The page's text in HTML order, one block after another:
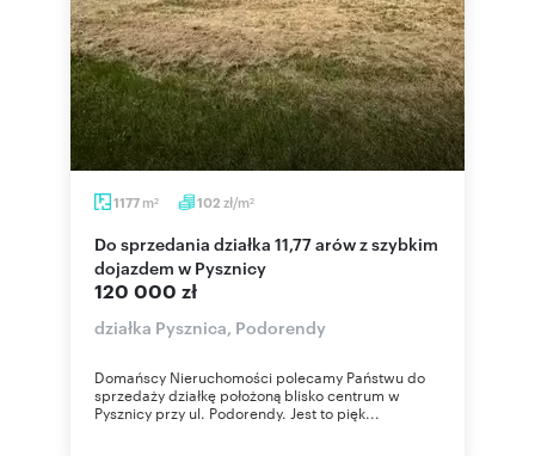
1177 m2 102 zł/m2
Do sprzedania działka 11,77 arów z szybkim
dojazdem w Pysznicy
120 000 zł
działka Pysznica, Podorendy
Domańscy Nieruchomości polecamy Państwu do
sprzedaży działkę położoną blisko centrum w
Pysznicy przy ul. Podorendy. Jest to pięk...